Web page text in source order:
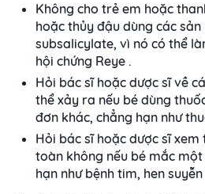
Không cho trẻ em hoặc
hoặc thủy đậu dùng các
subsalicylate, vì nó có thể
hội chứng Reye .
Hỏi bác sĩ hoặc dược sĩ về
thể xảy ra nếu bé dùng
đơn khác, chẳng hạn như
Hỏi bác sĩ hoặc dược sĩ
toàn không nếu bé mắc
hạn như bệnh tim, hen